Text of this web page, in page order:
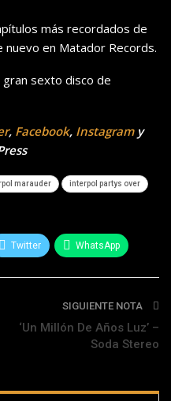
más recordados de
nuevo en Matador Records.
sexto disco de
, Facebook, Instagramy
marauder interpol partys over
Twitter WhatsApp
SIGUIENTE NOTA
‘Un Millón De Años Luz’ –
Soda Stereo